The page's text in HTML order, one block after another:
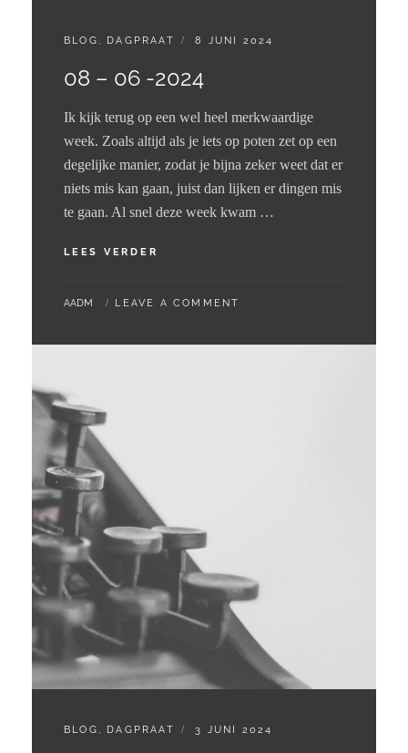
CATEGORIES:
BLOG , DAGPRAAT
GEPLAATST
8 JUNI 2024
08 – 06 -2024
Ik kijk terug op een wel heel merkwaardige
week. Zoals altijd als je iets op poten zet op een
degelijke manier, zodat je bijna zeker weet dat er
niets mis kan gaan, juist dan lijken er dingen mis
te gaan. Al snel deze week kwam …
LEES VERDER
-2024
BY
AADM LEAVE A COMMENT
CATEGORIES:
BLOG , DAGPRAAT
GEPLAATST
3 JUNI 2024